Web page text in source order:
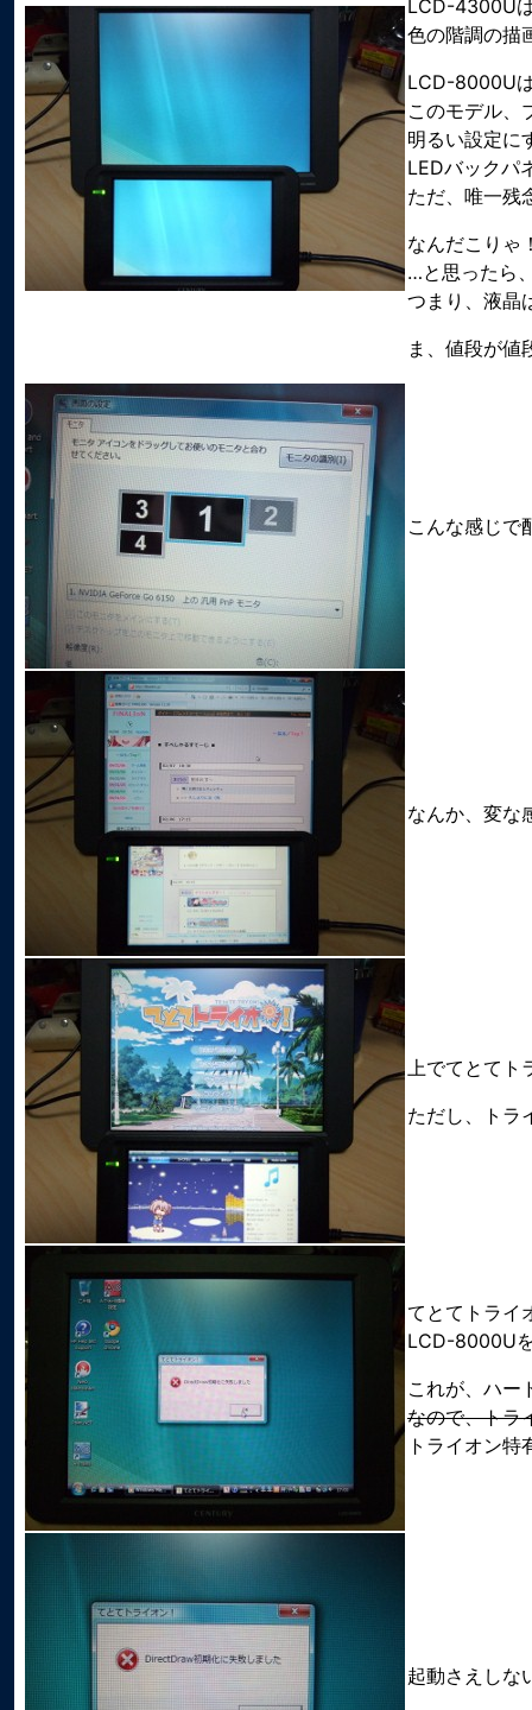
LCD-4300U
色の階調の描
LCD-8000U
このモデル、
明るい設定に
LEDバックパ
ただ、唯一残
なんだこりゃ
…と思ったら
つまり、液晶
ま、値段が値
こんな感じで
なんか、変
上でてとてト
ただし、トラ
てとてトライ
LCD-8000U
これが、ハー
なので、トラ
トライオン
起動さえしな